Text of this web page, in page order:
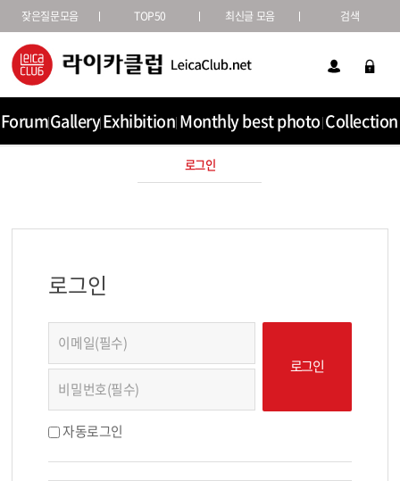
잦은질문모음 TOP50 최신글 모음 검색
ForumGalleryExhibition Monthly best photo Collection
로그인
로그인
자동로그인